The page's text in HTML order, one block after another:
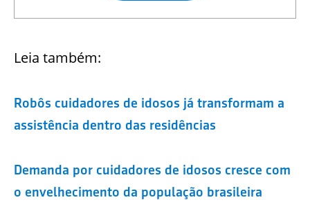
Leia também:
Robôs cuidadores de idosos já transformam a
assistência dentro das residências
Demanda por cuidadores de idosos cresce com
o envelhecimento da população brasileira